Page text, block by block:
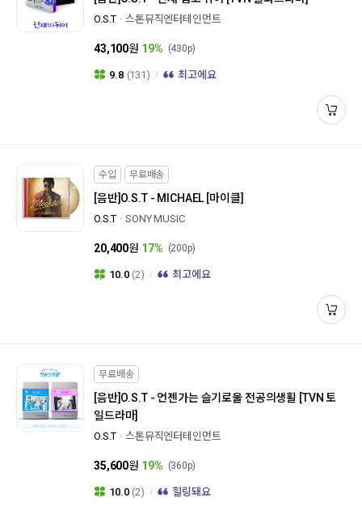
O.S.T 스톤뮤직엔터테인먼트
43,100원 19% (430p)
9.8 (131) 최고에요
수입 무료배송
[음반]O.S.T - MICHAEL [마이클]
O.S.T SONY MUSIC
20,400원 17% (200p)
10.0 (2) 최고에요
무료배송
[음반]O.S.T - 언젠가는 슬기로울 전공의생활 [TVN 토
일드라마]
O.S.T 스톤뮤직엔터테인먼트
35,600원 19% (360p)
10.0 (2) 힐링돼요